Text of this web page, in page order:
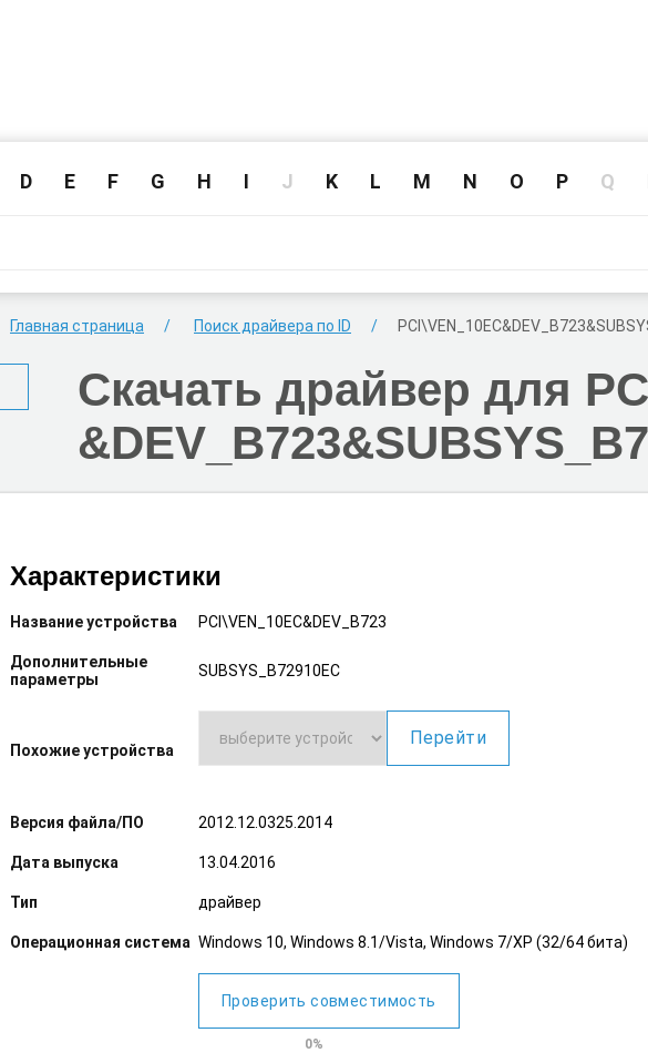
D E F G H I J K L M N O P Q
Главная страница Поиск драйвера по ID PCI\VEN_10EC&DEV_B723
Скачать драйвер для
&DEV_B723
Характеристики
Название устройства PCI\VEN_10EC&DEV_B723
Дополнительные
параметры
SUBSYS_B72910EC
Похожие устройства
Перейти
Версия файла/ПО 2012.12.0325.2014
Дата выпуска 13.04.2016
Тип драйвер
Операционная система Windows 10, Windows 8.1/Vista, Windows 7/XP (32/64 бита)
Проверить совместимость
0%